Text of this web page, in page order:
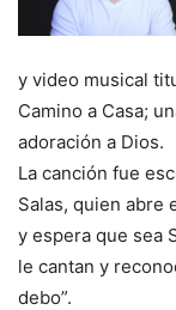
y video musical
Camino a Casa;
adoración a Dios.
La canción fue
Salas, quien abre
y espera que sea
le cantan y
debo”.